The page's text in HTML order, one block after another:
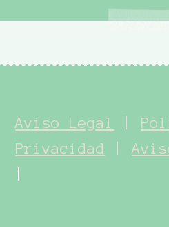
Aviso Legal
Privacidad
|